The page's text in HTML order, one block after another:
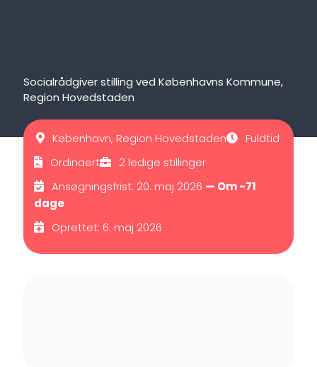
Socialrådgiver stilling ved Københavns Kommune,
Region Hovedstaden
København, Region Hovedstaden
Fuldtid
Ordinaert
2 ledige stillinger
Ansøgningsfrist: 20. maj 2026 — Om -71
dage
Oprettet: 6. maj 2026